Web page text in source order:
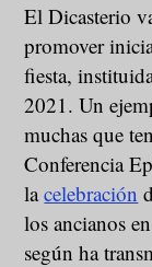
El Dicasterio
promover
fiesta,
2021. Un
muchas que
Conferencia
lacelebración
los ancianos
según ha